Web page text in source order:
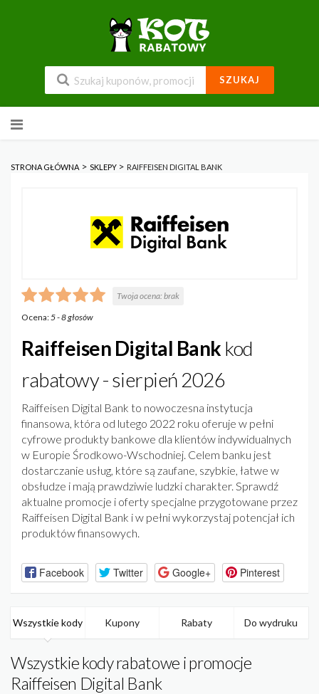
SZUKAJ
do
STRONA GŁÓWNA > SKLEPY > RAIFFEISEN DIGITAL BANK
Twoja ocena:brak
Ocena:5-8głosów
Raiffeisen Digital Bank kod
rabatowy - sierpień 2026
​Raiffeisen Digital Bank to nowoczesna instytucja
finansowa, która od lutego 2022 roku oferuje w pełni
cyfrowe produkty bankowe dla klientów indywidualnych
w Europie Środkowo-Wschodniej. Celem banku jest
dostarczanie usług, które są zaufane, szybkie, łatwe w
obsłudze i mają prawdziwie ludzki charakter. Sprawdź
aktualne promocje i oferty specjalne przygotowane przez
Raiffeisen Digital Bank i w pełni wykorzystaj potencjał ich
produktów finansowych.
Facebook Twitter Google+ Pinterest
Wszystkie kody Kupony Rabaty Do wydruku
Wszystkie kody rabatowe i promocje
Raiffeisen Digital Bank